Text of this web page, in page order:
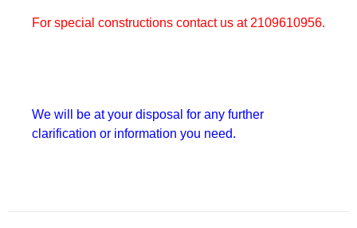
For special constructions contact us at 2109610956.
We will be at your disposal for any further
clarification or information you need.